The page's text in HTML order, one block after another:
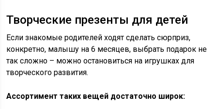
Творческие презенты для детей
Если знакомые родителей ходят сделать сюрприз,
конкретно, малышу на 6 месяцев, выбрать подарок не
так сложно – можно остановиться на игрушках для
творческого развития.
Ассортимент таких вещей достаточно широк: